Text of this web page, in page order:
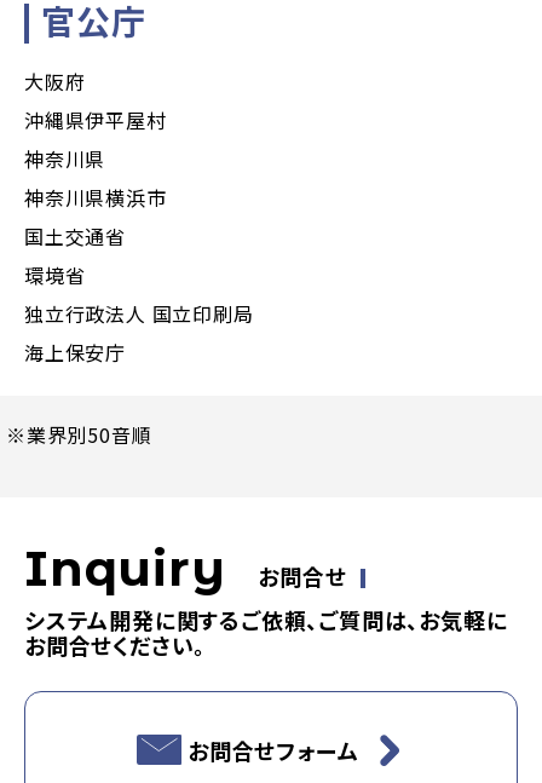
官公庁
大阪府
沖縄県伊平屋村
神奈川県
神奈川県横浜市
国土交通省
環境省
独立行政法人 国立印刷局
海上保安庁
※業界別50音順
Inquiry
お問合せ
システム開発に関するご依頼、ご質問は、お気軽に
お問合せください。
お問合せフォーム